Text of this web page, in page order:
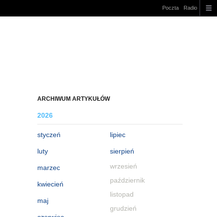
Poczta Radio
ARCHIWUM ARTYKUŁÓW
2026
styczeń
luty
marzec
kwiecień
maj
lipiec
sierpień
wrzesień
październik
listopad
grudzień